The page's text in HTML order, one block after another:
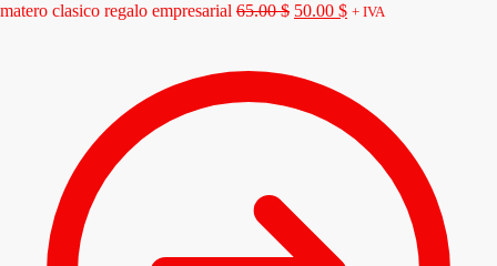
matero clasico regalo empresarial 65.00$ 50.00 $ + IVA